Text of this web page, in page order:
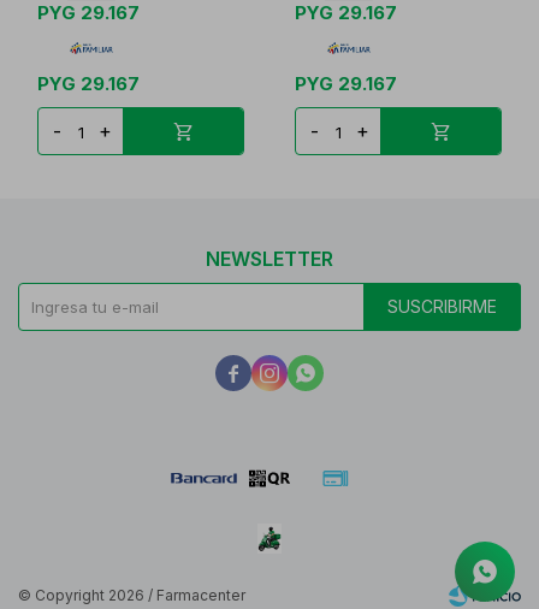
PYG 29.167
PYG 29.167
- +
PYG 29.167
PYG 29.167
- +
NEWSLETTER
SUSCRIBIRME
  
© Copyright 2026 / Farmacenter